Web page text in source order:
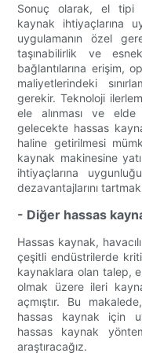
Sonuç olarak, el tipi
kaynak ihtiyaçlarına
uygulamanın özel
taşınabilirlik ve
bağlantılarına erişim,
maliyetlerindeki
gerekir. Teknoloji
ele alınması ve elde
gelecekte hassas
haline getirilmesi
kaynak makinesine
ihtiyaçlarına
dezavantajlarını
- Diğer hassas
Hassas kaynak,
çeşitli endüstrilerde
kaynaklara olan talep,
olmak üzere ileri
açmıştır. Bu
hassas kaynak için
hassas kaynak
araştıracağız.